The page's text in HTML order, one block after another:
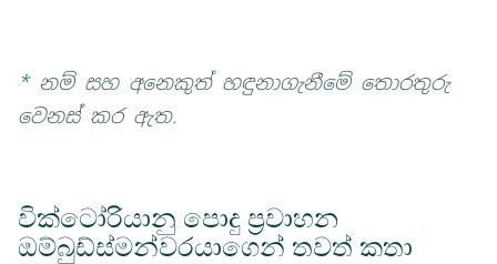
*නම් සහ අනෙකුත් හඳුනාගැනීමේ තොරතුරු
වෙනස් කර ඇත.
වික්ටෝරියානු පොදු ප්‍රවාහන
ඔම්බුඩ්ස්මන්වරයාගෙන් තවත් කතා